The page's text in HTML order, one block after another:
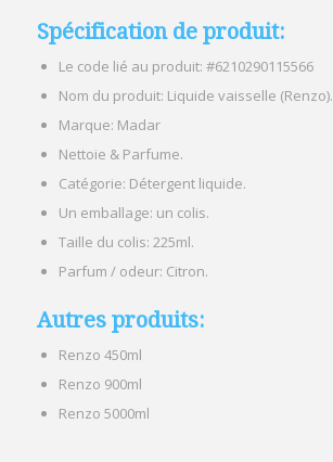
Spécification de produit:
Le code lié au produit: #6210290115566
Nom du produit: Liquide vaisselle (Renzo).
Marque: Madar
Nettoie & Parfume.
Catégorie: Détergent liquide.
Un emballage: un colis.
Taille du colis: 225ml.
Parfum / odeur: Citron.
Autres produits:
Renzo 450ml
Renzo 900ml
Renzo 5000ml